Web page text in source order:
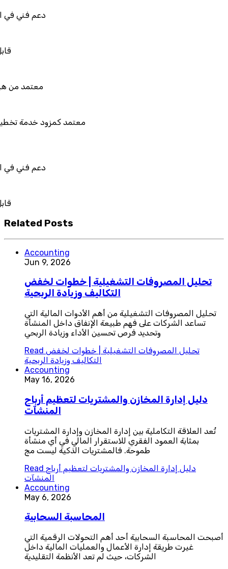
دعم فني في استيراد بيانات
قابل للربط
معتمد من هيئة الزكاة
معتمد كمزود خدمة تخطيط موارد
دعم فني في استيراد بيانات
قابل للربط
Related Posts
Accounting
Jun 9, 2026
تحليل المصروفات التشغيلية | خطوات لخفض
التكاليف وزيادة الربحية
تحليل المصروفات التشغيلية من أهم الأدوات المالية التي
تساعد الشركات على فهم طبيعة الإنفاق داخل المنشأة
وتحديد فرص تحسين الأداء وزيادة الربحي
Read تحليل المصروفات التشغيلية | خطوات لخفض
التكاليف وزيادة الربحية
Accounting
May 16, 2026
دليل إدارة المخازن والمشتريات لتعظيم أرباح
المنشآت
تُعد العلاقة التكاملية بين إدارة المخازن وإدارة المشتريات
بمثابة العمود الفقري للاستقرار المالي في أي منشأة
طموحة. فالمشتريات الذكية ليست مج
Read دليل إدارة المخازن والمشتريات لتعظيم أرباح
المنشآت
Accounting
May 6, 2026
المحاسبة السحابية
أصبحت المحاسبة السحابية أحد أهم التحولات الرقمية التي
غيرت طريقة إدارة الأعمال والعمليات المالية داخل
الشركات، حيث لم تعد الأنظمة التقليدية